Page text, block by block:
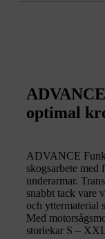
optimal
ADVANCE
skogsarbete med
underarmar.
snabbt tack vare
och yttermaterial
Med
storlekar S –